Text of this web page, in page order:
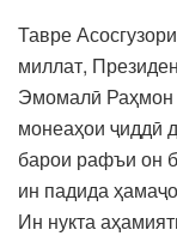
Тавре
миллат,
Эмомалӣ Раҳмон
монеаҳои ҷиддӣ
барои рафъи он
ин падида
Ин нукта